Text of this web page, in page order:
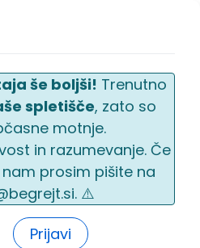
Prijavi
še boljši! Trenutno
spletišče, zato so
motnje.
in razumevanje. Če
prosim pišite na
⚠️